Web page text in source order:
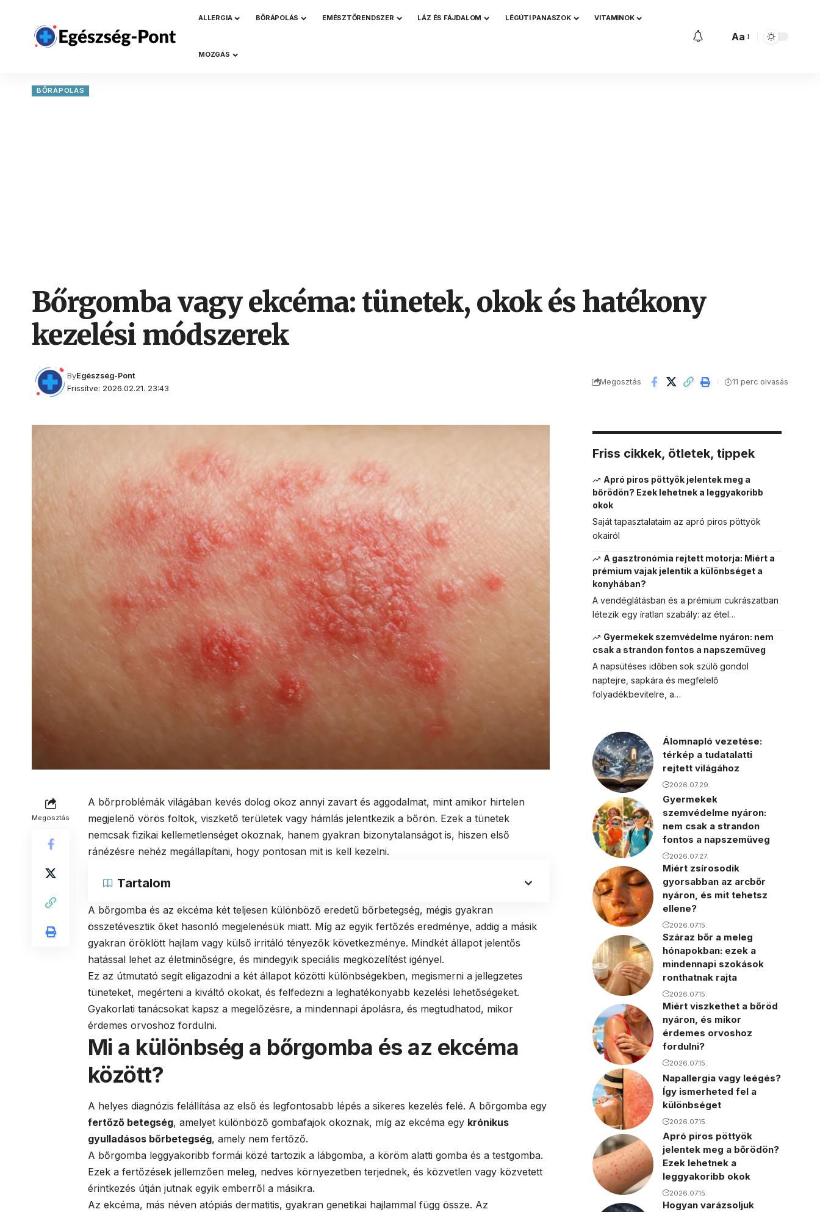
ALLERGIA BŐRÁPOLÁS EMÉSZTŐRENDSZER LÁZ ÉS FÁJDALOM LÉGÚTI PANASZOK VITAMINOK
MOZGÁS
Aa
BŐRÁPOLÁS
Bőrgomba vagy ekcéma: tünetek, okok és hatékony
kezelési módszerek
Frissítve: 2026.02.21. 23:43
ByEgészség-Pont
Megosztás 11 perc olvasás
Megosztás
A bőrproblémák világában kevés dolog okoz annyi zavart és aggodalmat, mint amikor hirtelen
megjelenő vörös foltok, viszkető területek vagy hámlás jelentkezik a bőrön. Ezek a tünetek
nemcsak fizikai kellemetlenséget okoznak, hanem gyakran bizonytalanságot is, hiszen első
ránézésre nehéz megállapítani, hogy pontosan mit is kell kezelni.
Tartalom
A bőrgomba és az ekcéma két teljesen különböző eredetű bőrbetegség, mégis gyakran
összetévesztik őket hasonló megjelenésük miatt. Míg az egyik fertőzés eredménye, addig a másik
gyakran öröklött hajlam vagy külső irritáló tényezők következménye. Mindkét állapot jelentős
hatással lehet az életminőségre, és mindegyik speciális megközelítést igényel.
Ez az útmutató segít eligazodni a két állapot közötti különbségekben, megismerni a jellegzetes
tüneteket, megérteni a kiváltó okokat, és felfedezni a leghatékonyabb kezelési lehetőségeket.
Gyakorlati tanácsokat kapsz a megelőzésre, a mindennapi ápolásra, és megtudhatod, mikor
érdemes orvoshoz fordulni.
Mi a különbség a bőrgomba és az ekcéma
között?
A helyes diagnózis felállítása az első és legfontosabb lépés a sikeres kezelés felé. A bőrgomba egy
fertőző betegség, amelyet különböző gombafajok okoznak, míg az ekcéma egy krónikus
gyulladásos bőrbetegség, amely nem fertőző.
A bőrgomba leggyakoribb formái közé tartozik a lábgomba, a köröm alatti gomba és a testgomba.
Ezek a fertőzések jellemzően meleg, nedves környezetben terjednek, és közvetlen vagy közvetett
érintkezés útján jutnak egyik emberről a másikra.
Az ekcéma, más néven atópiás dermatitis, gyakran genetikai hajlammal függ össze. Az
Friss cikkek, ötletek, tippek
Apró piros pöttyök jelentek meg a
bőrödön? Ezek lehetnek a leggyakoribb
okok
Saját tapasztalataim az apró piros pöttyök
okairól
A gasztronómia rejtett motorja: Miért a
prémium vajak jelentik a különbséget a
konyhában?
A vendéglátásban és a prémium cukrászatban
létezik egy íratlan szabály: az étel…
Gyermekek szemvédelme nyáron: nem
csak a strandon fontos a napszemüveg
A napsütéses időben sok szülő gondol
naptejre, sapkára és megfelelő
folyadékbevitelre, a…
Álomnapló vezetése:
térkép a tudatalatti
rejtett világához
2026.07.29.
Gyermekek
szemvédelme nyáron:
nem csak a strandon
fontos a napszemüveg
2026.07.27.
Miért zsírosodik
gyorsabban az arcbőr
nyáron, és mit tehetsz
ellene?
2026.07.15.
Száraz bőr a meleg
hónapokban: ezek a
mindennapi szokások
ronthatnak rajta
2026.07.15.
Miért viszkethet a bőröd
nyáron, és mikor
érdemes orvoshoz
fordulni?
2026.07.15.
Napallergia vagy leégés?
Így ismerheted fel a
különbséget
2026.07.15.
Apró piros pöttyök
jelentek meg a bőrödön?
Ezek lehetnek a
leggyakoribb okok
2026.07.15.
Hogyan varázsoljuk